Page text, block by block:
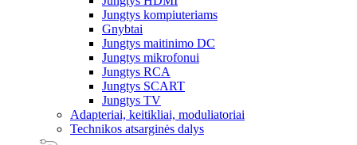
Jungtys kompiuteriams
Gnybtai
Jungtys maitinimo DC
Jungtys mikrofonui
Jungtys RCA
Jungtys SCART
Jungtys TV
Adapteriai, keitikliai, moduliatoriai
Technikos atsarginės dalys